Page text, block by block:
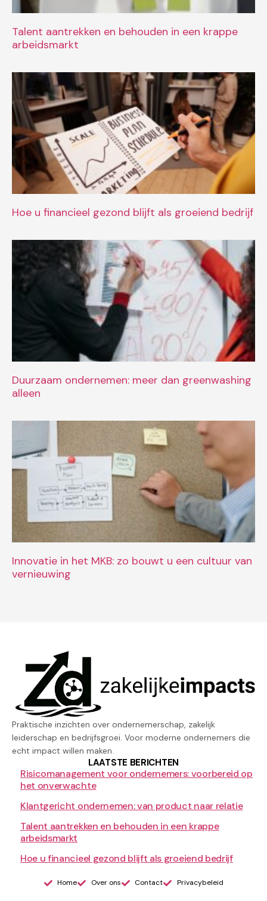
Talent aantrekken en behouden in een krappe
arbeidsmarkt
Hoe u financieel gezond blijft als groeiend bedrijf
Duurzaam ondernemen: meer dan greenwashing
alleen
Innovatie in het MKB: zo bouwt u een cultuur van
vernieuwing
Praktische inzichten over ondernemerschap, zakelijk
leiderschap en bedrijfsgroei. Voor moderne ondernemers die
echt impact willen maken.
LAATSTE BERICHTEN
Risicomanagement voor ondernemers: voorbereid op
het onverwachte
Klantgericht ondernemen: van product naar relatie
Talent aantrekken en behouden in een krappe
arbeidsmarkt
Hoe u financieel gezond blijft als groeiend bedrijf
Home Over ons Contact Privacybeleid